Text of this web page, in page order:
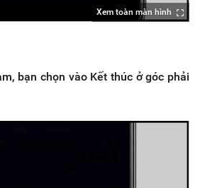
Xem toàn màn hình
bạn chọn vào Kết thúc ở góc phải